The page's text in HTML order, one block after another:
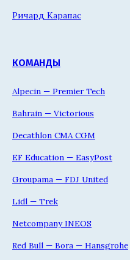
Ричард Карапас
КОМАНДЫ
Alpecin — Premier Tech
Bahrain — Victorious
Decathlon CMA CGM
EF Education — EasyPost
Groupama — FDJ United
Lidl — Trek
Netcompany INEOS
Red Bull — Bora — Hansgrohe